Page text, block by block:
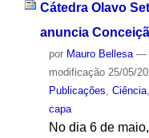
Cátedra Olavo
anuncia
por Mauro Bellesa —
modificação25/05/
Publicações, Ciência,
capa
No dia 6 de